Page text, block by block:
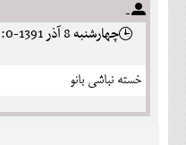
-
چهارشنبه 8 آذر 1391-0:0
خسته نباشی بانو